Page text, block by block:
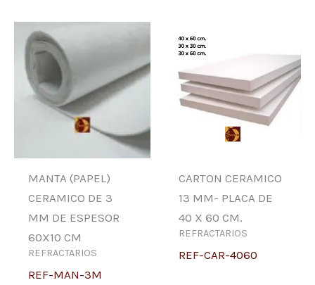
MANTA (PAPEL)
CERAMICO DE 3
MM DE ESPESOR
60X10 CM
REFRACTARIOS
REF-MAN-3M
CARTON CERAMICO
13 MM- PLACA DE
40 X 60 CM.
REFRACTARIOS
REF-CAR-4060